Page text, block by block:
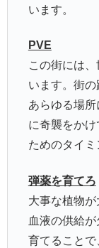
います。
PVE
この街には
います。街
あらゆる場
に奇襲をか
ためのタイミ
弾薬を育てろ
大事な植物
血液の供給
育てること